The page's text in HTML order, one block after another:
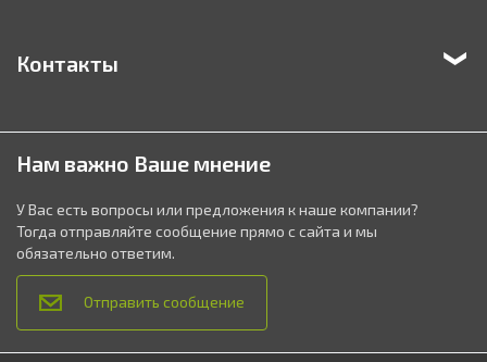
Контакты
Нам важно Ваше мнение
У Вас есть вопросы или предложения к наше компании?
Тогда отправляйте сообщение прямо с сайта и мы
обязательно ответим.
Отправить сообщение